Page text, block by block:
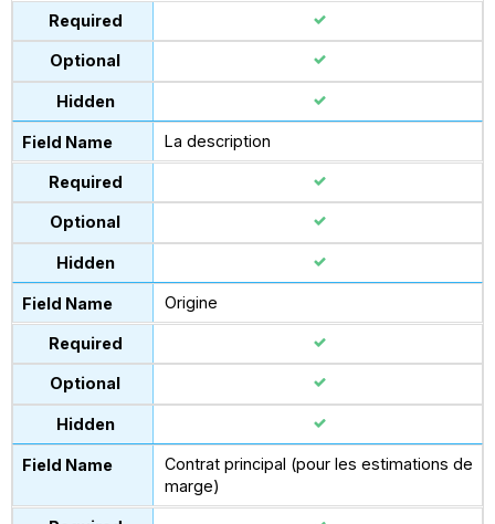
La description
Origine
Contrat principal (pour les estimations de
marge)